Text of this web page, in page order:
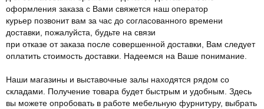
оформления заказа с Вами свяжется наш оператор
курьер позвонит вам за час до согласованного времени
доставки, пожалуйста, будьте на связи
при отказе от заказа после совершенной доставки, Вам следует
оплатить стоимость доставки. Надеемся на Ваше понимание.
Наши магазины и выставочные залы находятся рядом со
складами. Получение товара будет быстрым и удобным. Здесь
вы можете опробовать в работе мебельную фурнитуру, выбрать